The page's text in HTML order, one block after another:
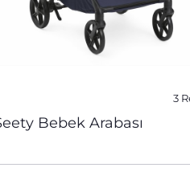
3
Bebek Arabası